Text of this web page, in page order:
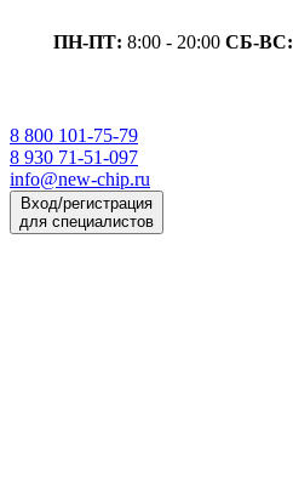
ПН-ПТ: 8:00 - 20:00 СБ-ВС:
8 800 101-75-79
8 930 71-51-097
info@new-chip.ru
Вход/регистрация
для специалистов